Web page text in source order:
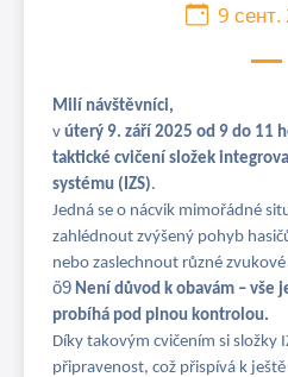
9 сент.
Milí návštěvníci,
v úterý 9. září 2025 od 9 do 11
taktické cvičení složek
systému (IZS).
Jedná se o nácvik mimořádné
zahlédnout zvýšený pohyb
nebo zaslechnout různé zvukové
ὄ9 Není důvod k obavám – vše
probíhá pod plnou kontrolou.
Díky takovým cvičením si složky
připravenost, což přispívá k